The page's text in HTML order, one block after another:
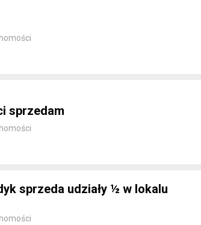
sprzedam
sprzeda udziały ½ w lokalu